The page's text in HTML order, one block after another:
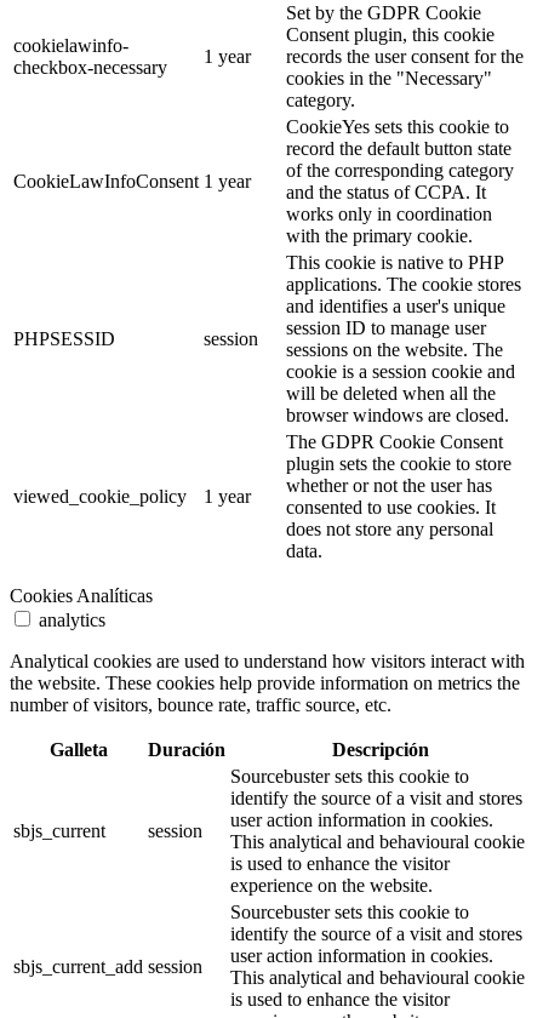
cookielawinfo-
checkbox-necessary
1 year
Set by the GDPR Cookie
Consent plugin, this cookie
records the user consent for the
cookies in the "Necessary"
category.
CookieLawInfoConsent 1 year
CookieYes sets this cookie to
record the default button state
of the corresponding category
and the status of CCPA. It
works only in coordination
with the primary cookie.
PHPSESSID session
This cookie is native to PHP
applications. The cookie stores
and identifies a user's unique
session ID to manage user
sessions on the website. The
cookie is a session cookie and
will be deleted when all the
browser windows are closed.
viewed_cookie_policy 1 year
The GDPR Cookie Consent
plugin sets the cookie to store
whether or not the user has
consented to use cookies. It
does not store any personal
data.
Cookies Analíticas
analytics
Analytical cookies are used to understand how visitors interact with
the website. These cookies help provide information on metrics the
number of visitors, bounce rate, traffic source, etc.
Galleta Duración Descripción
sbjs_current session
Sourcebuster sets this cookie to
identify the source of a visit and stores
user action information in cookies.
This analytical and behavioural cookie
is used to enhance the visitor
experience on the website.
sbjs_current_add session
Sourcebuster sets this cookie to
identify the source of a visit and stores
user action information in cookies.
This analytical and behavioural cookie
is used to enhance the visitor